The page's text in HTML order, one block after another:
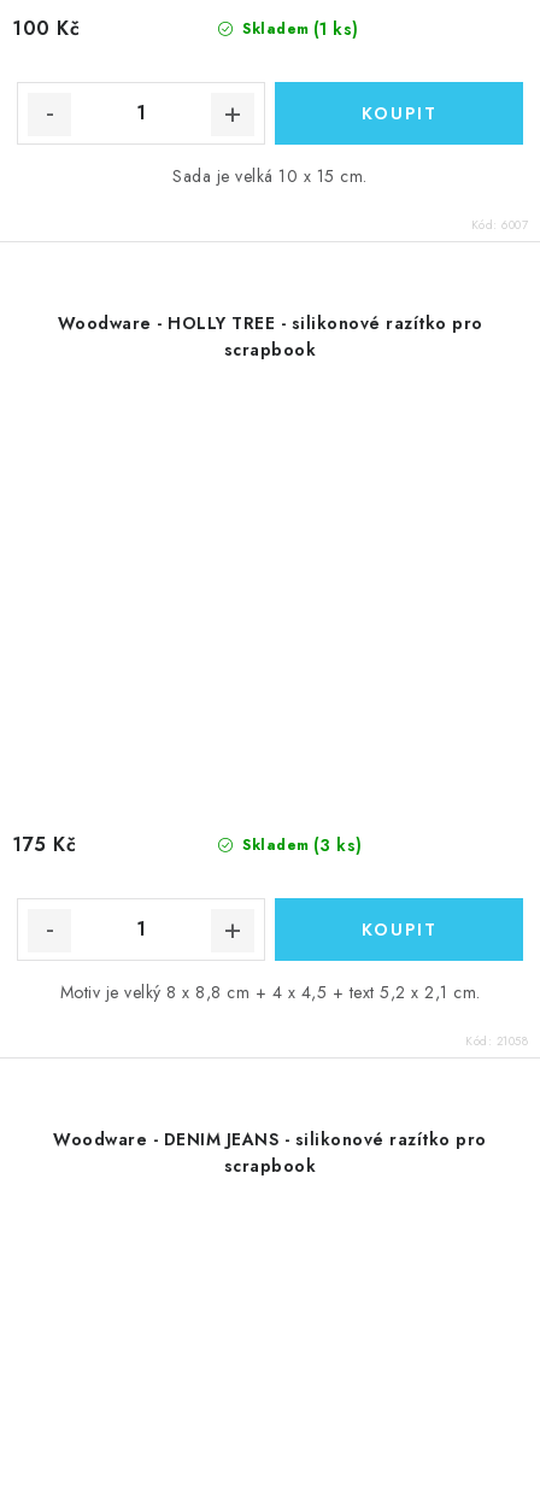
Skladem (1 ks)
100 Kč
Sada je velká 10 x 15 cm.
Kód: 6007
Woodware - HOLLY TREE - silikonové razítko pro
scrapbook
Skladem (3 ks)
175 Kč
Motiv je velký 8 x 8,8 cm + 4 x 4,5 + text 5,2 x 2,1 cm.
Kód: 21058
Woodware - DENIM JEANS - silikonové razítko pro
scrapbook